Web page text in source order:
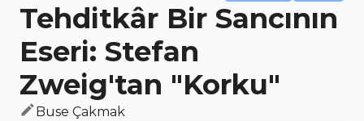
Tehditkâr Bir Sancının
Eseri: Stefan
Zweig'tan "Korku"
Buse Çakmak